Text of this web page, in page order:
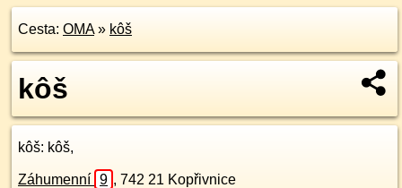
Cesta: OMA» kôš
kôš
kôš: kôš,
Záhumenní 9 , 742 21 Kopřivnice